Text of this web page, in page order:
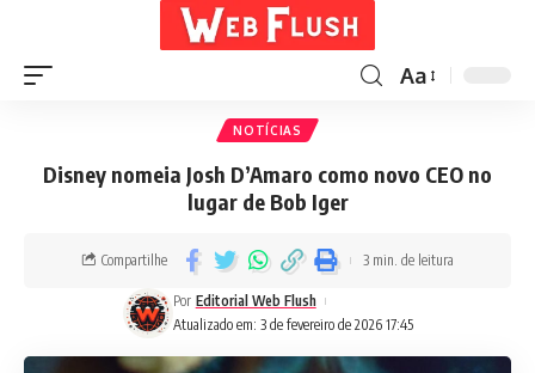
Aa
NOTÍCIAS
Disney nomeia Josh D’Amaro como novo CEO no
lugar de Bob Iger
Atualizado em: 3 de fevereiro de 2026 17:45
Por Editorial Web Flush
Compartilhe 3 min. de leitura